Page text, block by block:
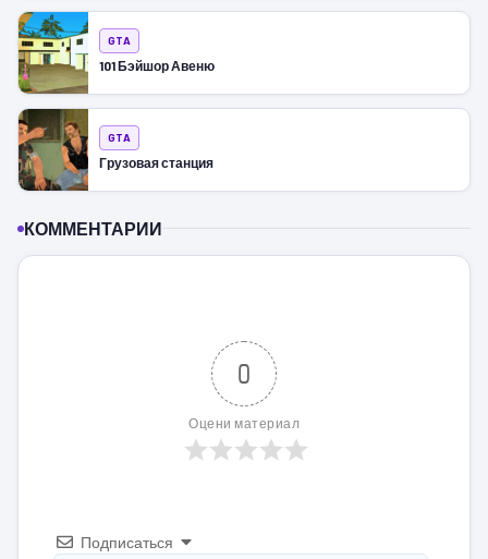
GTA
101 Бэйшор Авеню
GTA
Грузовая станция
КОММЕНТАРИИ
0
Оцени материал
Подписаться